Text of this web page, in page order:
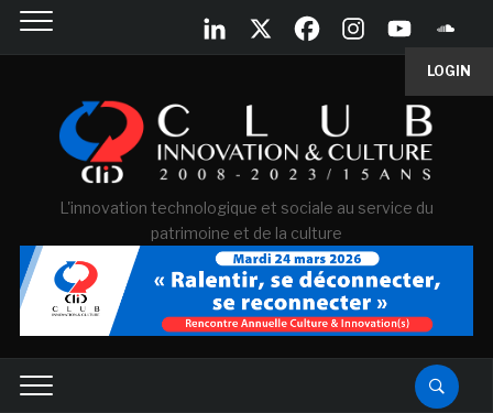
LOGIN
L'innovation technologique et sociale au service du
patrimoine et de la culture